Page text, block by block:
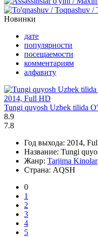
Новинки
дате
популярности
посещаемости
комментариям
алфавиту
2014, Full HD
Tungi quyosh Uzbek tilida
8.9
7.8
Год выхода: 2014,
Название: Tungi
Жанр: Tarjima Kinolar
Страна: AQSH
0
1
2
3
4
5